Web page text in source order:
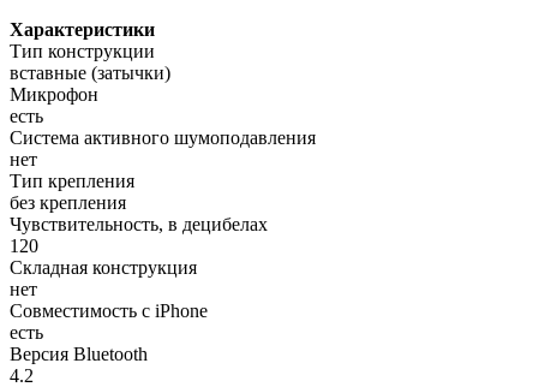
Характеристики
Тип конструкции
вставные (затычки)
Микрофон
есть
Система активного шумоподавления
нет
Тип крепления
без крепления
Чувствительность, в децибелах
120
Складная конструкция
нет
Совместимость с iPhone
есть
Версия Bluetooth
4.2